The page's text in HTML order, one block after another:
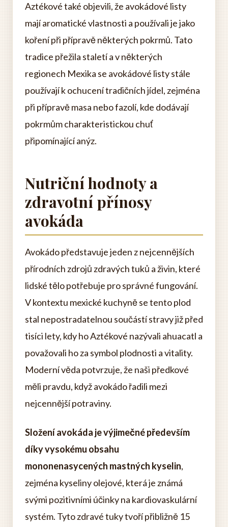
Aztékové také objevili, že avokádové listy
mají aromatické vlastnosti a používali je jako
koření při přípravě některých pokrmů. Tato
tradice přežila staletí a v některých
regionech Mexika se avokádové listy stále
používají k ochucení tradičních jídel, zejména
při přípravě masa nebo fazolí, kde dodávají
pokrmům charakteristickou chuť
připomínající anýz.
Nutriční hodnoty a
zdravotní přínosy
avokáda
Avokádo představuje jeden z nejcennějších
přírodních zdrojů zdravých tuků a živin, které
lidské tělo potřebuje pro správné fungování.
V kontextu mexické kuchyně se tento plod
stal nepostradatelnou součástí stravy již před
tisíci lety, kdy ho Aztékové nazývali ahuacatl a
považovali ho za symbol plodnosti a vitality.
Moderní věda potvrzuje, že naši předkové
měli pravdu, když avokádo řadili mezi
nejcennější potraviny.
Složení avokáda je výjimečné především
díky vysokému obsahu
mononenasycených mastných kyselin,
zejména kyseliny olejové, která je známá
svými pozitivními účinky na kardiovaskulární
systém. Tyto zdravé tuky tvoří přibližně 15